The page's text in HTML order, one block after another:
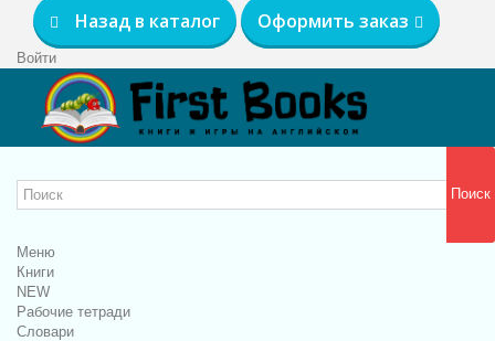
Назад в каталог Оформить заказ
Войти
Поиск
Меню
Книги
NEW
Рабочие тетради
Словари